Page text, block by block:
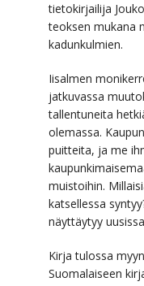
tietokirjailija
teoksen mukana
kadunkulmien.
Iisalmen
jatkuvassa
tallentuneita
olemassa.
puitteita, ja me
muistoihin.
katsellessa
näyttäytyy
Kirja tulossa
Suomalaiseen